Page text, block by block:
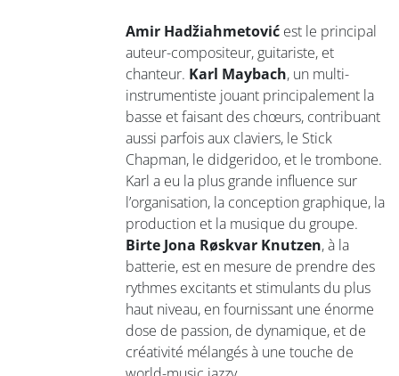
Amir Hadžiahmetović est le principal
auteur-compositeur, guitariste, et
chanteur. Karl Maybach, un multi-
instrumentiste jouant principalement la
basse et faisant des chœurs, contribuant
aussi parfois aux claviers, le Stick
Chapman, le didgeridoo, et le trombone.
Karl a eu la plus grande influence sur
l’organisation, la conception graphique, la
production et la musique du groupe.
Birte Jona Røskvar Knutzen, à la
batterie, est en mesure de prendre des
rythmes excitants et stimulants du plus
haut niveau, en fournissant une énorme
dose de passion, de dynamique, et de
créativité mélangés à une touche de